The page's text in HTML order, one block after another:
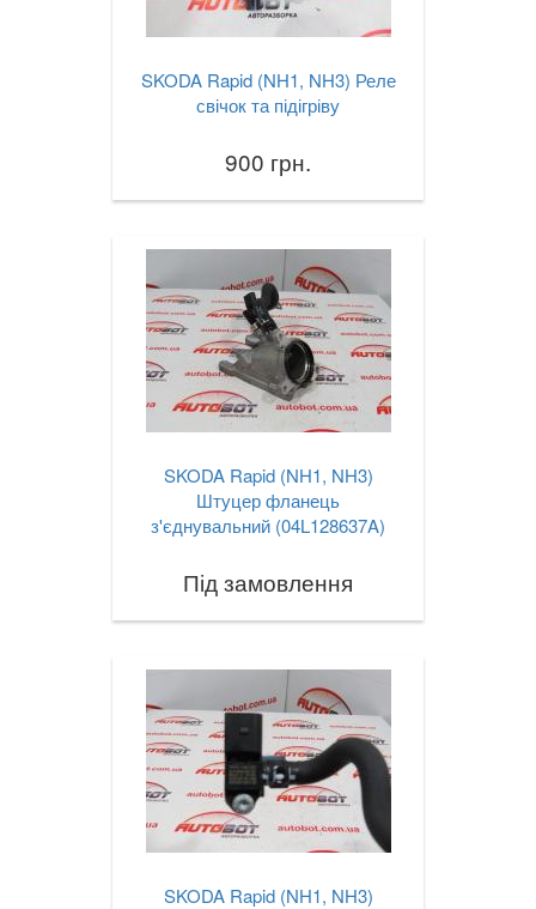
SKODA Rapid (NH1, NH3) Реле
свічок та підігріву
900 грн.
SKODA Rapid (NH1, NH3)
Штуцер фланець
з'єднувальний (04L128637A)
Під замовлення
SKODA Rapid (NH1, NH3)